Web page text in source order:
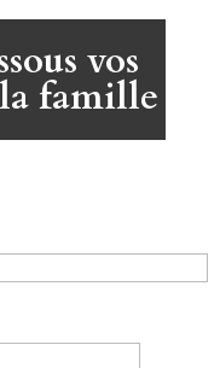
vos
famille